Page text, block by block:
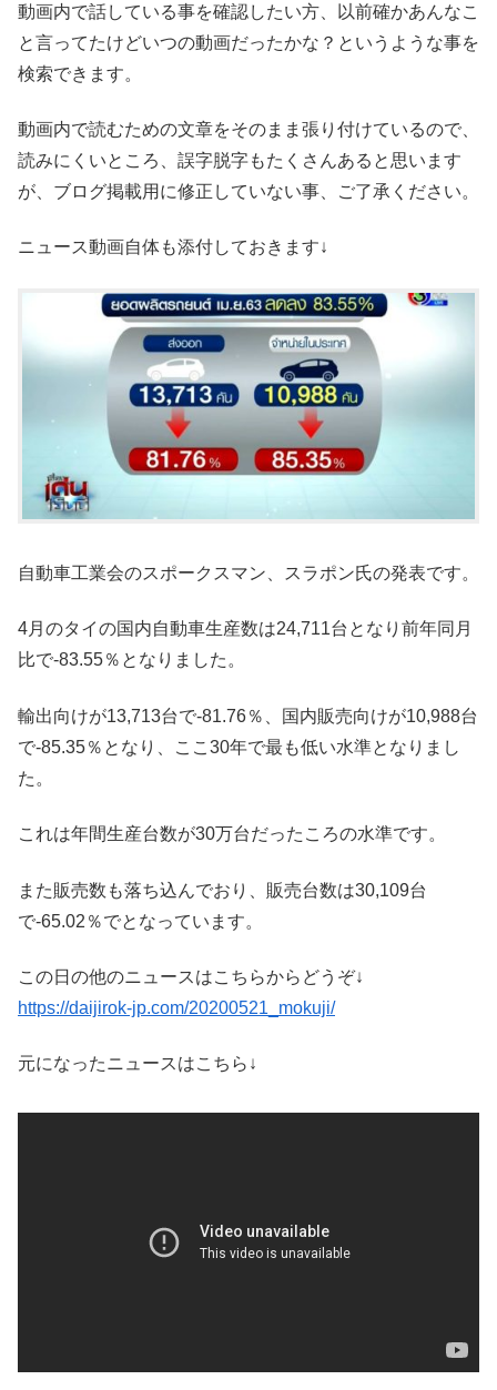
動画内で話している事を確認したい方、以前確かあんなこ
と言ってたけどいつの動画だったかな？というような事を
検索できます。
動画内で読むための文章をそのまま張り付けているので、
読みにくいところ、誤字脱字もたくさんあると思います
が、ブログ掲載用に修正していない事、ご了承ください。
ニュース動画自体も添付しておきます↓
自動車工業会のスポークスマン、スラポン氏の発表です。
4月のタイの国内自動車生産数は24,711台となり前年同月
比で-83.55％となりました。
輸出向けが13,713台で-81.76％、国内販売向けが10,988台
で-85.35％となり、ここ30年で最も低い水準となりまし
た。
これは年間生産台数が30万台だったころの水準です。
また販売数も落ち込んでおり、販売台数は30,109台
で-65.02％でとなっています。
この日の他のニュースはこちらからどうぞ↓
https://daijirok-jp.com/20200521_mokuji/
元になったニュースはこちら↓